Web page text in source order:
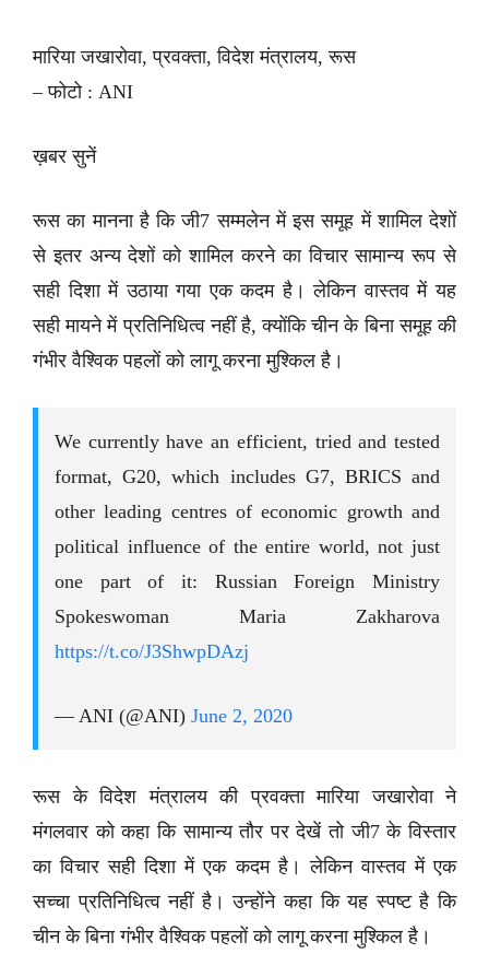
मारिया जखारोवा, प्रवक्ता, विदेश मंत्रालय, रूस
– फोटो : ANI
ख़बर सुनें
रूस का मानना है कि जी7 सम्मलेन में इस समूह में शामिल देशों
से इतर अन्य देशों को शामिल करने का विचार सामान्य रूप से
सही दिशा में उठाया गया एक कदम है। लेकिन वास्तव में यह
सही मायने में प्रतिनिधित्व नहीं है, क्योंकि चीन के बिना समूह की
गंभीर वैश्विक पहलों को लागू करना मुश्किल है।
We currently have an efficient, tried and tested
format, G20, which includes G7, BRICS and
other leading centres of economic growth and
political influence of the entire world, not just
one part of it: Russian Foreign Ministry
Spokeswoman Maria Zakharova
https://t.co/J3ShwpDAzj
— ANI (@ANI) June 2, 2020
रूस के विदेश मंत्रालय की प्रवक्ता मारिया जखारोवा ने
मंगलवार को कहा कि सामान्य तौर पर देखें तो जी7 के विस्तार
का विचार सही दिशा में एक कदम है। लेकिन वास्तव में एक
सच्चा प्रतिनिधित्व नहीं है। उन्होंने कहा कि यह स्पष्ट है कि
चीन के बिना गंभीर वैश्विक पहलों को लागू करना मुश्किल है।